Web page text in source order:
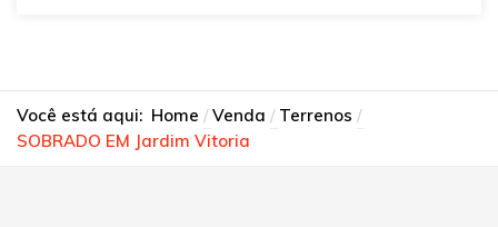
Você está aqui: Home Venda
Terrenos
SOBRADO EM Jardim Vitoria